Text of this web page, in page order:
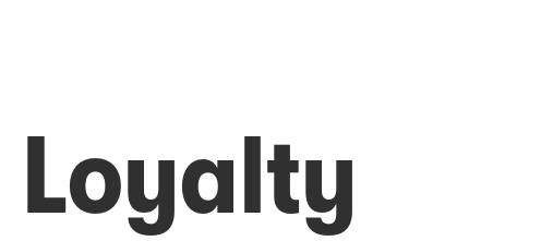
Loyalty